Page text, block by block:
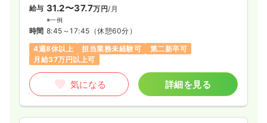
給与 31.2〜37.7万円/月
※一例
時間 8:45～17:45 （休憩60分）
4週8休以上
担当業務未経験可
第二新卒可
月給37万円以上可
気になる 詳細を見る